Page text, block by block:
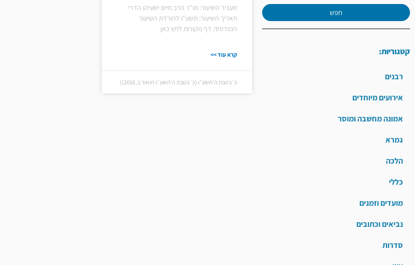
חפש
קטגוריות:
רבנים
אירועים מיוחדים
אמונה מחשבה ומוסר
גמרא
הלכה
כללי
מועדים וזמנים
נביאים וכתובים
סדרות
מעביר השיעור: מו"ר הרב חיים ישעיהו הדרי
תאריך השיעור: תשע"ו להורדת השיעור
המודפס/ דף מקורות לחץ כאן
קרא עוד >>
כ׳ בטבת ה׳תשע״ו (כ׳ בטבת ה׳תשע״ו (ינואר 1, 2016))